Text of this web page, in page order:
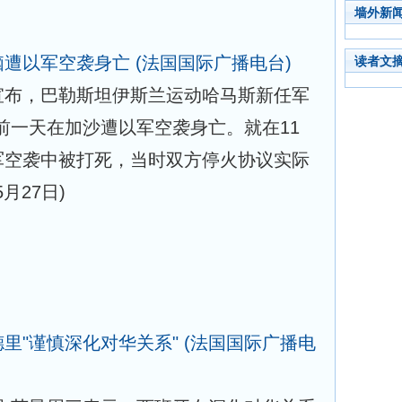
以军空袭身亡 (法国国际广播电台)
，巴勒斯坦伊斯兰运动哈马斯新任军
一天在加沙遭以军空袭身亡。就在11
袭中被打死，当时双方停火协议实际
27日)
"谨慎深化对华关系" (法国国际广播电
墙外新
读者文